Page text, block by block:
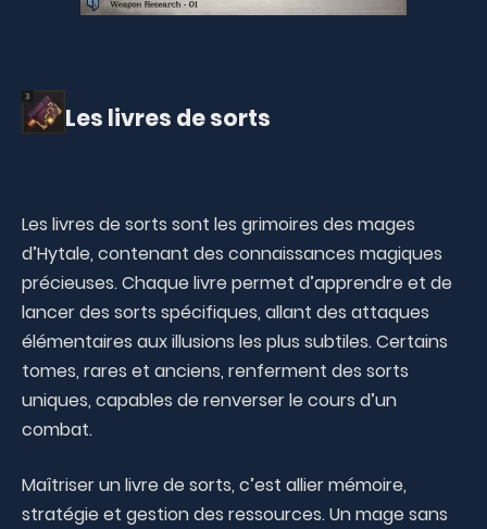
Les livres de sorts
Les livres de sorts sont les grimoires des mages
d’Hytale, contenant des connaissances magiques
précieuses. Chaque livre permet d’apprendre et de
lancer des sorts spécifiques, allant des attaques
élémentaires aux illusions les plus subtiles. Certains
tomes, rares et anciens, renferment des sorts
uniques, capables de renverser le cours d’un
combat.
Maîtriser un livre de sorts, c’est allier mémoire,
stratégie et gestion des ressources. Un mage sans